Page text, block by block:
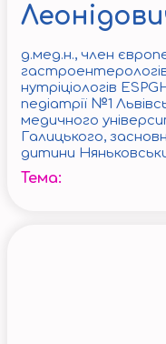
д.мед.н., член
нутріціологів
педіатрії №1
медичного
Галицького,
дитини
Тема: